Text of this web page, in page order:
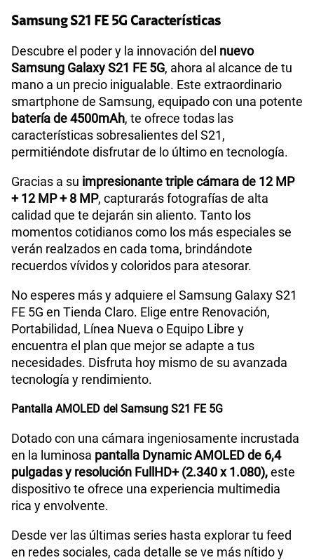
Procesador SEC | Exynos 2100
Tamaño de Pantalla 6.4"
Cámara de fotos Principal 12 MP + 12 MP + 8 MP
Cámara de fotos Frontal
Tipo de Batería Li-ion 4500 mAh
Samsung S21 FE 5G Características
Descubre el poder y la innovación del nuevo
Samsung Galaxy S21 FE 5G, ahora al alcance de tu
mano a un precio inigualable. Este extraordinario
smartphone de Samsung, equipado con una potente
batería de 4500mAh, te ofrece todas las
características sobresalientes del S21,
permitiéndote disfrutar de lo último en tecnología.
Gracias a su impresionante triple cámara de 12 MP
+ 12 MP + 8 MP, capturarás fotografías de alta
calidad que te dejarán sin aliento. Tanto los
momentos cotidianos como los más especiales se
verán realzados en cada toma, brindándote
recuerdos vívidos y coloridos para atesorar.
No esperes más y adquiere el Samsung Galaxy S21
FE 5G en Tienda Claro. Elige entre Renovación,
Portabilidad, Línea Nueva o Equipo Libre y
encuentra el plan que mejor se adapte a tus
necesidades. Disfruta hoy mismo de su avanzada
tecnología y rendimiento.
Pantalla AMOLED del Samsung S21 FE 5G
Dotado con una cámara ingeniosamente incrustada
en la luminosa pantalla Dynamic AMOLED de 6,4
pulgadas y resolución FullHD+ (2.340 x 1.080),este
dispositivo te ofrece una experiencia multimedia
rica y envolvente.
Desde ver las últimas series hasta explorar tu feed
en redes sociales, cada detalle se ve más nítido y